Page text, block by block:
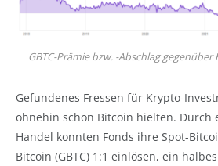
GBTC-Prämie bzw. -Abschlag
Gefundenes Fressen für Krypto-
ohnehin schon Bitcoin hielten. Durch
Handel konnten Fonds ihre Spot-
Bitcoin (GBTC) 1:1 einlösen, ein